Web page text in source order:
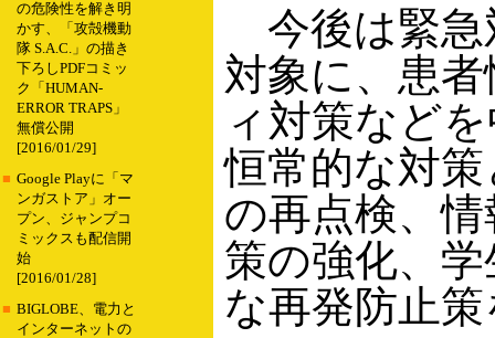
の危険性を解き明
かす、「攻殻機動
隊 S.A.C.」の描き
下ろしPDFコミッ
ク「HUMAN-
ERROR TRAPS」
無償公開
[2016/01/29]
■ Google Playに「マ
ンガストア」オー
プン、ジャンプコ
ミックスも配信開
始
[2016/01/28]
■ BIGLOBE、電力と
インターネットの
今後は緊急
対象に、患
ィ対策など
恒常的な対
の再点検、
策の強化、
な再発防止